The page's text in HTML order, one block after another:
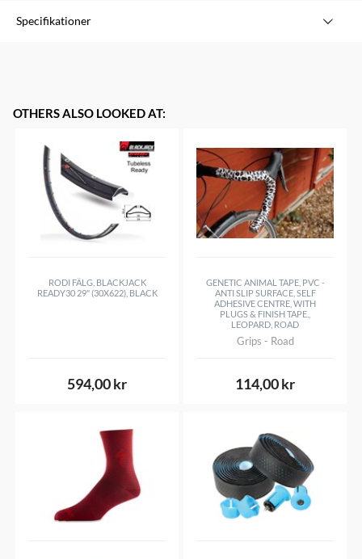
Specifikationer
OTHERS ALSO LOOKED AT:
RODI FÄLG, BLACKJACK
READY30 29" (30X622), BLACK
594,00 kr
GENETIC ANIMAL TAPE, PVC -
ANTI SLIP SURFACE, SELF
ADHESIVE CENTRE, WITH
PLUGS & FINISH TAPE.,
LEOPARD, ROAD
Grips - Road
114,00 kr